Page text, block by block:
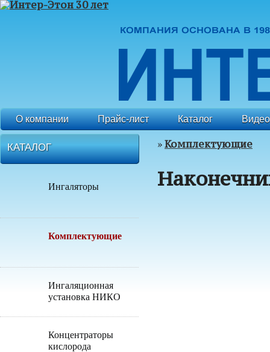
О компании Прайс-лист Каталог
»Комплектующие
КАТАЛОГ
Ингаляторы
Комплектующие
Ингаляционная
установка НИКО
Концентраторы
кислорода